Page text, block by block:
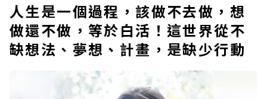
人生是一個過程，該做不去做，想
做還不做，等於白活！這世界從不
缺想法、夢想、計畫，是缺少行動